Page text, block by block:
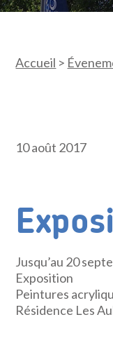
Accueil >
10 août 2017
Jusqu’au 20
Exposition
Peintures
Résidence Les